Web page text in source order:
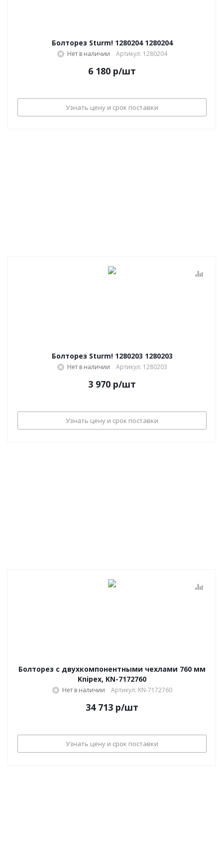
Болторез Sturm! 1280204 1280204
Нет в наличии Артикул: 1280204
6 180 р/шт
Узнать цену и срок поставки
Болторез Sturm! 1280203 1280203
Нет в наличии Артикул: 1280203
3 970 р/шт
Узнать цену и срок поставки
Болторез с двухкомпонентными чехлами 760 мм
Knipex, KN-7172760
Нет в наличии Артикул: KN-7172760
34 713 р/шт
Узнать цену и срок поставки